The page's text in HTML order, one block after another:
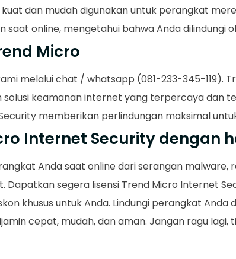
dan mudah digunakan untuk perangkat
online, mengetahui bahwa Anda dilindungi
Micro
melalui chat / whatsapp (081-233-345-119).
keamanan internet yang terpercaya dan
memberikan perlindungan maksimal
Internet Security dengan
Anda saat online dari serangan
Dapatkan segera lisensi Trend Micro Internet
khusus untuk Anda. Lindungi perangkat
cepat, mudah, dan aman. Jangan ragu